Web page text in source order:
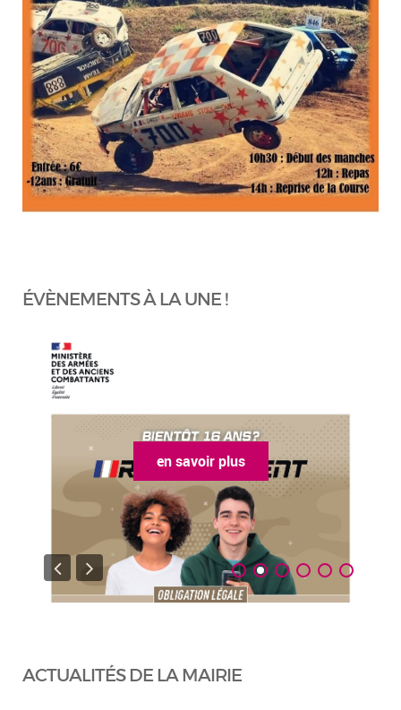
ÉVÈNEMENTS À LA UNE !
en savoir plus
ACTUALITÉS DE LA MAIRIE